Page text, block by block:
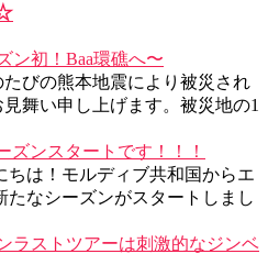
ン初！Baa環礁へ〜
びの熊本地震により被災され
舞い申し上げます。被災地の1
ズンスタートです！！！
ちは！モルディブ共和国からエ
たなシーズンがスタートしまし
ラストツアーは刺激的なジンベ